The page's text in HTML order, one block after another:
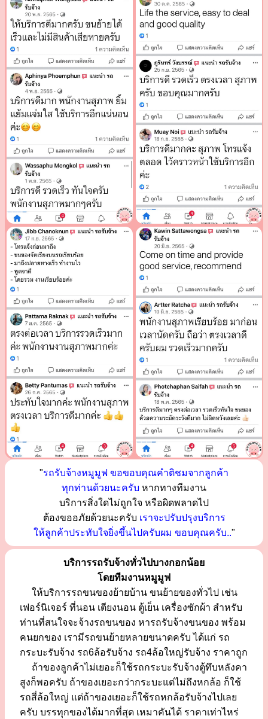
"รถรับจ้างหมูมูฟ ขอขอบคุณคำติชมจากลูกค้า
ทุกท่านด้วยนะครับ หากทางทีมงาน
บริการสิ่งใดไม่ถูกใจ หรือผิดพลาดไป
ต้องขออภัยด้วยนะครับ เราจะปรับปรุงบริการ
ให้ลูกค้าประทับใจยิ่งขึ้นไปครับผม ขอบคุณครับ.."
บริการรถรับจ้างทั่วไปบางกอกน้อย
โดยทีมงานหมูมูฟ
ให้บริการรถขนของย้ายบ้าน ขนย้ายของทั่วไป เช่น
เฟอร์นิเจอร์ ที่นอน เตียงนอน ตู้เย็น เครื่องซักผ้า สำหรับ
ท่านที่สนใจจะจ้างรถขนของ หารถรับจ้างขนของ พร้อม
คนยกของ เรามีรถขนย้ายหลายขนาดครับ ได้แก่ รถ
กระบะรับจ้าง รถ6ล้อรับจ้าง รถ4ล้อใหญ่รับจ้าง ราคาถูก
ถ้าของลูกค้าไม่เยอะก็ใช้รถกระบะรับจ้างตู้ทึบหลังคา
สูงก็พอครับ ถ้าของเยอะกว่ากระบะแต่ไม่ถึงหกล้อ ก็ใช้
รถสี่ล้อใหญ่ แต่ถ้าของเยอะก็ใช้รถหกล้อรับจ้างไปเลย
ครับ บรรทุกของได้มากที่สุด เหมาคันได้ ราคาเท่าไหร่